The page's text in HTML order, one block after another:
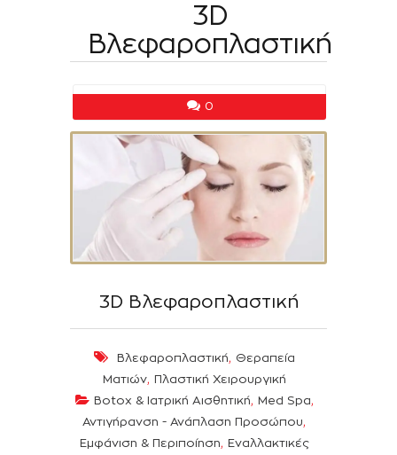
3D
Βλεφαροπλαστική
0
3D Βλεφαροπλαστική
Βλεφαροπλαστική, Θεραπεία
Ματιών, Πλαστική Χειρουργική
Botox & Ιατρική Αισθητική, Med Spa,
Αντιγήρανση - Ανάπλαση Προσώπου,
Εμφάνιση & Περιποίηση, Εναλλακτικές